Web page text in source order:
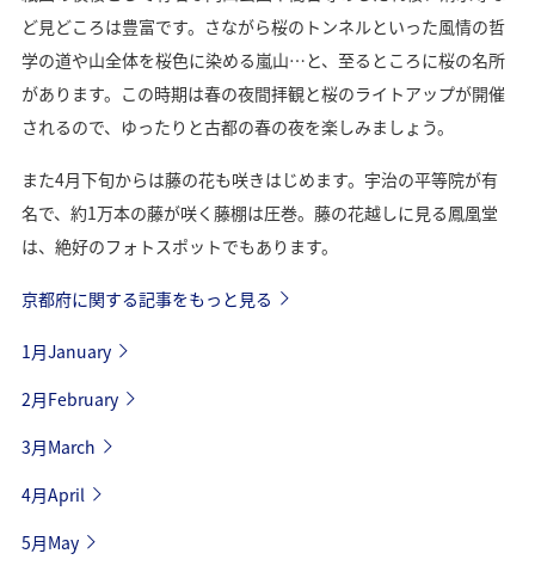
ど見どころは豊富です。さながら桜のトンネルといった風情の哲
学の道や山全体を桜色に染める嵐山…と、至るところに桜の名所
があります。この時期は春の夜間拝観と桜のライトアップが開催
されるので、ゆったりと古都の春の夜を楽しみましょう。
また4月下旬からは藤の花も咲きはじめます。宇治の平等院が有
名で、約1万本の藤が咲く藤棚は圧巻。藤の花越しに見る鳳凰堂
は、絶好のフォトスポットでもあります。
京都府に関する記事をもっと見る
1月January
2月February
3月March
4月April
5月May